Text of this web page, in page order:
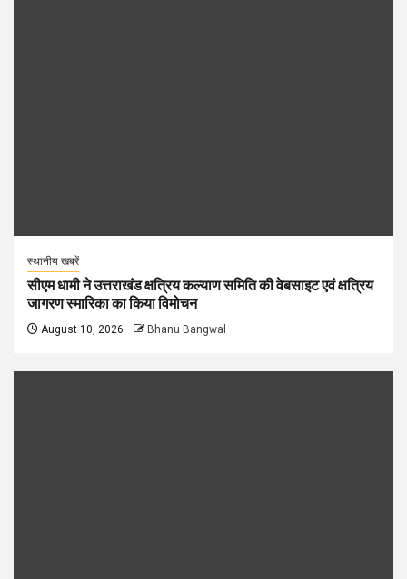
स्थानीय खबरें
सीएम धामी ने उत्तराखंड क्षत्रिय कल्याण समिति की वेबसाइट एवं क्षत्रिय
जागरण स्मारिका का किया विमोचन
August 10, 2026 Bhanu Bangwal